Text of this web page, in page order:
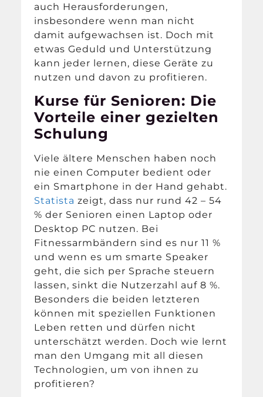
auch Herausforderungen,
insbesondere wenn man nicht
damit aufgewachsen ist. Doch mit
etwas Geduld und Unterstützung
kann jeder lernen, diese Geräte zu
nutzen und davon zu profitieren.
Kurse für Senioren: Die
Vorteile einer gezielten
Schulung
Viele ältere Menschen haben noch
nie einen Computer bedient oder
ein Smartphone in der Hand gehabt.
Statista zeigt, dass nur rund 42 – 54
% der Senioren einen Laptop oder
Desktop PC nutzen. Bei
Fitnessarmbändern sind es nur 11 %
und wenn es um smarte Speaker
geht, die sich per Sprache steuern
lassen, sinkt die Nutzerzahl auf 8 %.
Besonders die beiden letzteren
können mit speziellen Funktionen
Leben retten und dürfen nicht
unterschätzt werden. Doch wie lernt
man den Umgang mit all diesen
Technologien, um von ihnen zu
profitieren?